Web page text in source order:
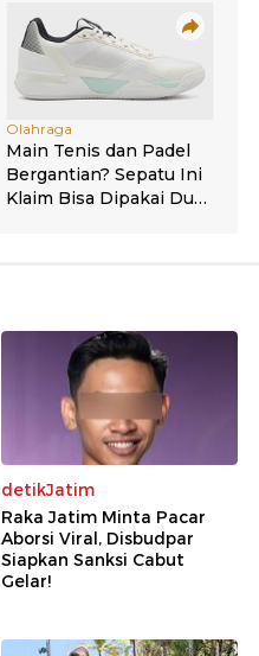
detikJatim
Raka Jatim Minta Pacar
Aborsi Viral, Disbudpar
Siapkan Sanksi Cabut
Gelar!